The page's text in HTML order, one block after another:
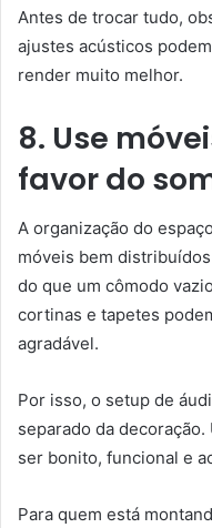
Antes de trocar tudo,
ajustes acústicos
render muito melhor.
8. Use
favor do
A organização do
móveis bem
do que um cômodo
cortinas e tapetes
agradável.
Por isso, o setup de
separado da
ser bonito, funcional e
Para quem está